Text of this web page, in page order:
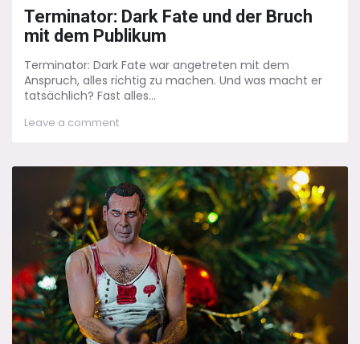
Terminator: Dark Fate und der Bruch
mit dem Publikum
Terminator: Dark Fate war angetreten mit dem
Anspruch, alles richtig zu machen. Und was macht er
tatsächlich? Fast alles...
Leave a commenton
Fate
und
der
Bruch
mit
dem
Publikum